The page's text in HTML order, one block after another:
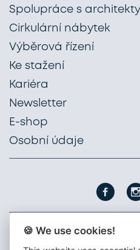
Spolupráce s architekty
Cirkulární nábytek
Výběrová řízení
Ke stažení
Kariéra
Newsletter
E-shop
Osobní údaje
🍪 We use cookies!